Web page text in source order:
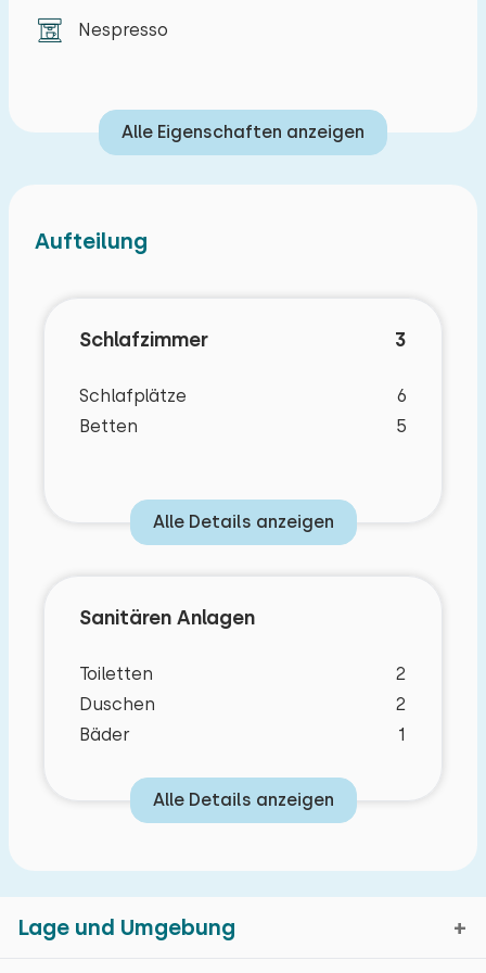
Dachterrasse mit Gartenmöbeln.
Außenabstellraum und ein Parkplatz,
ausgestattet mit einer Ladestation für
Nespresso
Alle Eigenschaften anzeigen
Aufteilung
Schlafzimmer 3
Schlafplätze
6
Betten
5
Alle Details anzeigen
Sanitären Anlagen
Toiletten
2
Duschen
2
Bäder
1
Alle Details anzeigen
Lage und Umgebung